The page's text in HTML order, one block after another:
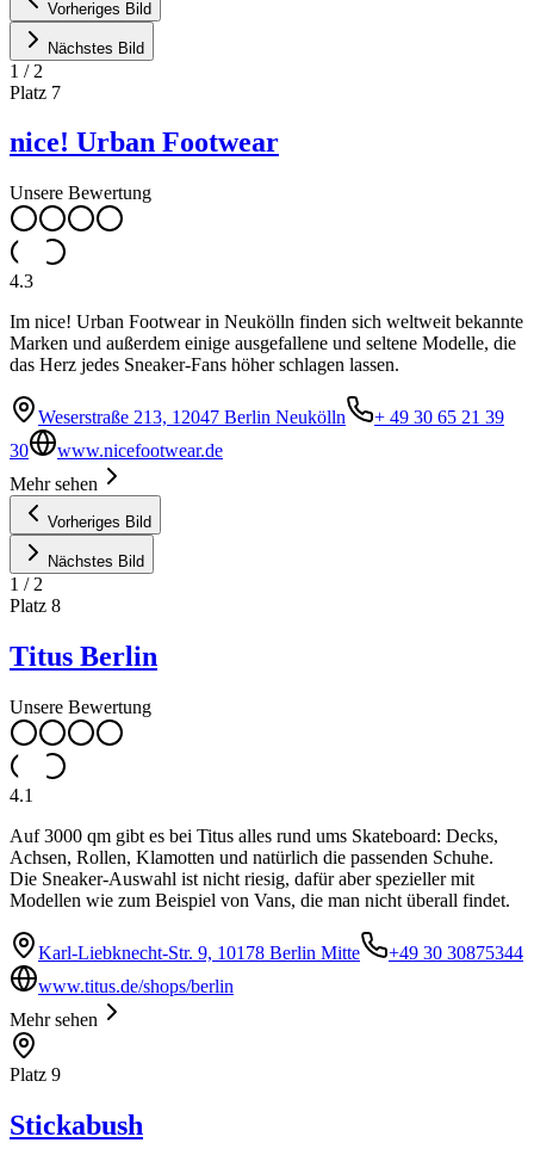
Vorheriges Bild
Nächstes Bild
1 / 2
Platz 7
nice! Urban Footwear
Unsere Bewertung
4.3
Im nice! Urban Footwear in Neukölln finden sich weltweit bekannte
Marken und außerdem einige ausgefallene und seltene Modelle, die
das Herz jedes Sneaker-Fans höher schlagen lassen.
Weserstraße 213, 12047 Berlin Neukölln
+ 49 30 65 21 39
30
www.nicefootwear.de
Mehr sehen
Vorheriges Bild
Nächstes Bild
1 / 2
Platz 8
Titus Berlin
Unsere Bewertung
4.1
Auf 3000 qm gibt es bei Titus alles rund ums Skateboard: Decks,
Achsen, Rollen, Klamotten und natürlich die passenden Schuhe.
Die Sneaker-Auswahl ist nicht riesig, dafür aber spezieller mit
Modellen wie zum Beispiel von Vans, die man nicht überall findet.
Karl-Liebknecht-Str. 9, 10178 Berlin Mitte
+49 30 30875344
www.titus.de/shops/berlin
Mehr sehen
Platz 9
Stickabush